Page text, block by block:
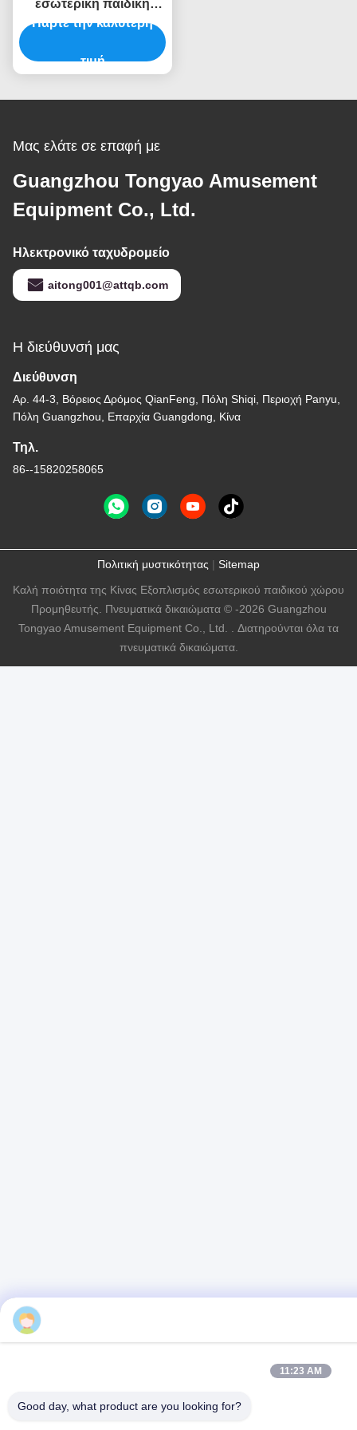
εσωτερική παιδική
χαρά Ninja Unisex
παιδικές χαρές OEM με
Πάρτε την καλύτερη
τιμή
Μας ελάτε σε επαφή με
Guangzhou Tongyao Amusement
Equipment Co., Ltd.
Ηλεκτρονικό ταχυδρομείο
aitong001@attqb.com
Η διεύθυνσή μας
Διεύθυνση
Αρ. 44-3, Βόρειος Δρόμος QianFeng, Πόλη Shiqi, Περιοχή Panyu,
Πόλη Guangzhou, Επαρχία Guangdong, Κίνα
Τηλ.
86--15820258065
Πολιτική μυστικότητας | Sitemap
Καλή ποιότητα της Κίνας Εξοπλισμός εσωτερικού παιδικού χώρου
Προμηθευτής. Πνευματικά δικαιώματα © -2026 Guangzhou
Tongyao Amusement Equipment Co., Ltd. . Διατηρούνται όλα τα
πνευματικά δικαιώματα.
11:23 AM
Good day, what product are you looking for?